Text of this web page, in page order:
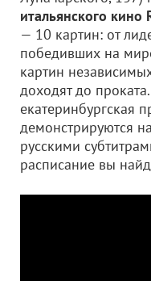
итальянского кино
— 10 картин: от
победивших на
картин
доходят до
екатеринбургская
демонстрируются
русскими
расписание вы